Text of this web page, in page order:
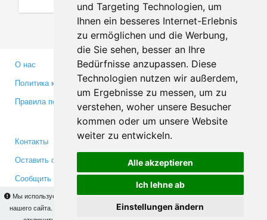
und Targeting Technologien, um
Ihnen ein besseres Internet-Erlebnis
zu ermöglichen und die Werbung,
die Sie sehen, besser an Ihre
Bedürfnisse anzupassen. Diese
Technologien nutzen wir außerdem,
um Ergebnisse zu messen, um zu
verstehen, woher unsere Besucher
kommen oder um unsere Website
weiter zu entwickeln.
Alle akzeptieren
Ich lehne ab
Einstellungen ändern
Мы используем cookies для того, чтобы Вы могли использовать весь функционал
нашего сайта. На
Вы сможете узнать подробности и, при желании,
О нас
Политика конфиденциальности
Правила пользования
Партнерам
Инвесторам
Медиа
Контакты
Оставить отзыв
Сообщить об ошибке
Facebook
Twitter
YouTube
Google+